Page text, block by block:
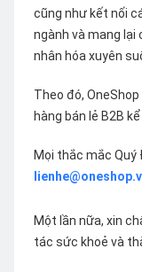
cũng như kết nối
ngành và mang lại
nhân hóa xuyên
Theo đó,
hàng bán lẻ B2B
Mọi thắc mắc Quý
Một lần nữa, xin
tác sức khoẻ và